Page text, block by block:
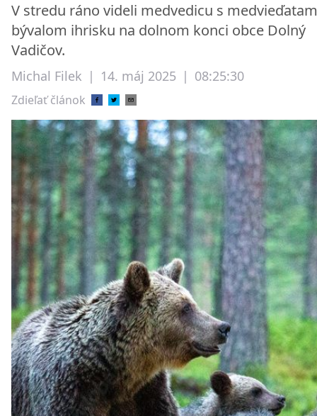
V stredu ráno videli medvedicu s
bývalom ihrisku na dolnom konci obce Dolný
Vadičov.
Michal Filek | 14. máj 2025 | 08:25:30
Zdieľať článok